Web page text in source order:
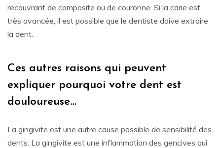
recouvrant de composite ou de couronne. Si la carie est
très avancée, il est possible que le dentiste doive extraire
la dent.
Ces autres raisons qui peuvent
expliquer pourquoi votre dent est
douloureuse…
La gingivite est une autre cause possible de sensibilité des
dents. La gingivite est une inflammation des gencives qui